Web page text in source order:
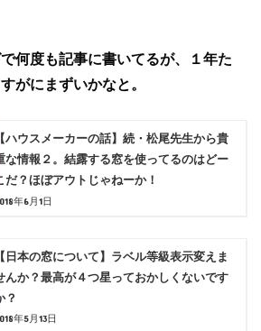
何度も記事に書いてるが、１年た
がにまずいかなと。
【ハウスメーカーの話】続・松尾先生から貴
な情報２。結露する窓を使ってるのはどー
だ？ほぼアウトじゃねーか！
年6月1日
【日本の窓について】ラベル等級表示変えま
んか？最高が４つ星っておかしくないです
？
年5月13日